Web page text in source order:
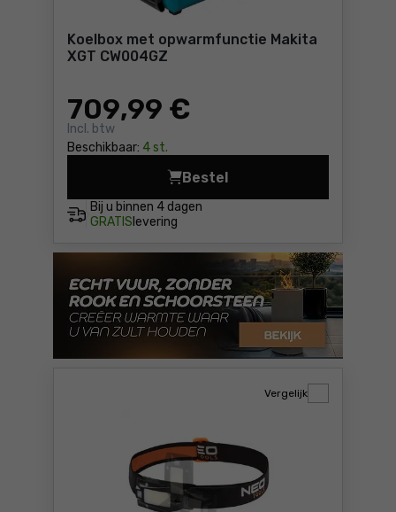
Koelbox met opwarmfunctie Makita
XGT CW004GZ
709,99 €
Incl. btw
Beschikbaar: 4 st.
Bij u binnen 4 dagen
GRATIS levering
Bestel
Koelbox met
Vergelijk